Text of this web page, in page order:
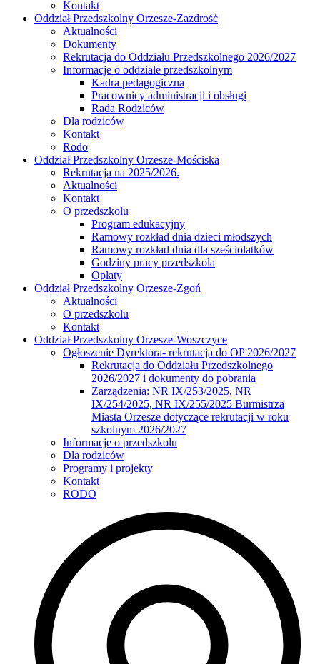
Kontakt
Oddział Przedszkolny Orzesze-Zazdrość
Aktualności
Dokumenty
Rekrutacja do Oddziału Przedszkolnego 2026/2027
Informacje o oddziale przedszkolnym
Kadra pedagogiczna
Pracownicy administracji i obsługi
Rada Rodziców
Dla rodziców
Kontakt
Rodo
Oddział Przedszkolny Orzesze-Mościska
Rekrutacja na 2025/2026.
Aktualności
Kontakt
O przedszkolu
Program edukacyjny
Ramowy rozkład dnia dzieci młodszych
Ramowy rozkład dnia dla sześciolatków
Godziny pracy przedszkola
Opłaty
Oddział Przedszkolny Orzesze-Zgoń
Aktualności
O przedszkolu
Kontakt
Oddział Przedszkolny Orzesze-Woszczyce
Ogłoszenie Dyrektora- rekrutacja do OP 2026/2027
Rekrutacja do Oddziału Przedszkolnego
2026/2027 i dokumenty do pobrania
Zarządzenia: NR IX/253/2025, NR
IX/254/2025, NR IX/255/2025 Burmistrza
Miasta Orzesze dotyczące rekrutacji w roku
szkolnym 2026/2027
Informacje o przedszkolu
Dla rodziców
Programy i projekty
Kontakt
RODO